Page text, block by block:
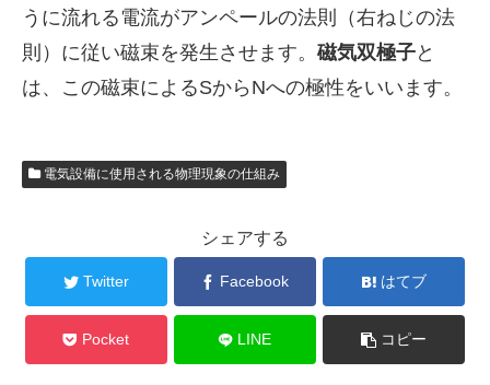
うに流れる電流がアンペールの法則（右ねじの法
則）に従い磁束を発生させます。 磁気双極子と
は、この磁束によるSからNへの極性をいいます。
電気設備に使用される物理現象の仕組み
シェアする
Twitter Facebook はてブ
Pocket LINE コピー